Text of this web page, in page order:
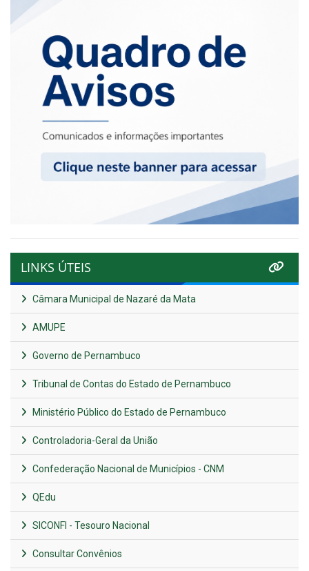
LINKS ÚTEIS
Câmara Municipal de Nazaré da Mata
AMUPE
Governo de Pernambuco
Tribunal de Contas do Estado de Pernambuco
Ministério Público do Estado de Pernambuco
Controladoria-Geral da União
Confederação Nacional de Municípios - CNM
QEdu
SICONFI - Tesouro Nacional
Consultar Convênios